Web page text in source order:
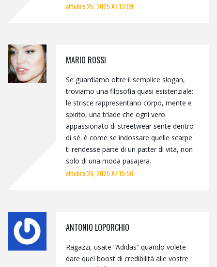
ottobre 25, 2025 AT 13:09
MARIO ROSSI
Se guardiamo oltre il semplice slogan,
troviamo una filosofia quasi esistenziale:
le strisce rappresentano corpo, mente e
spirito, una triade che ogni vero
appassionato di streetwear sente dentro
di sé. è come se indossare quelle scarpe
ti rendesse parte di un patter di vita, non
solo di una moda pasajera.
ottobre 26, 2025 AT 15:56
ANTONIO LOPORCHIO
Ragazzi, usate “Adidas” quando volete
dare quel boost di credibilità alle vostre